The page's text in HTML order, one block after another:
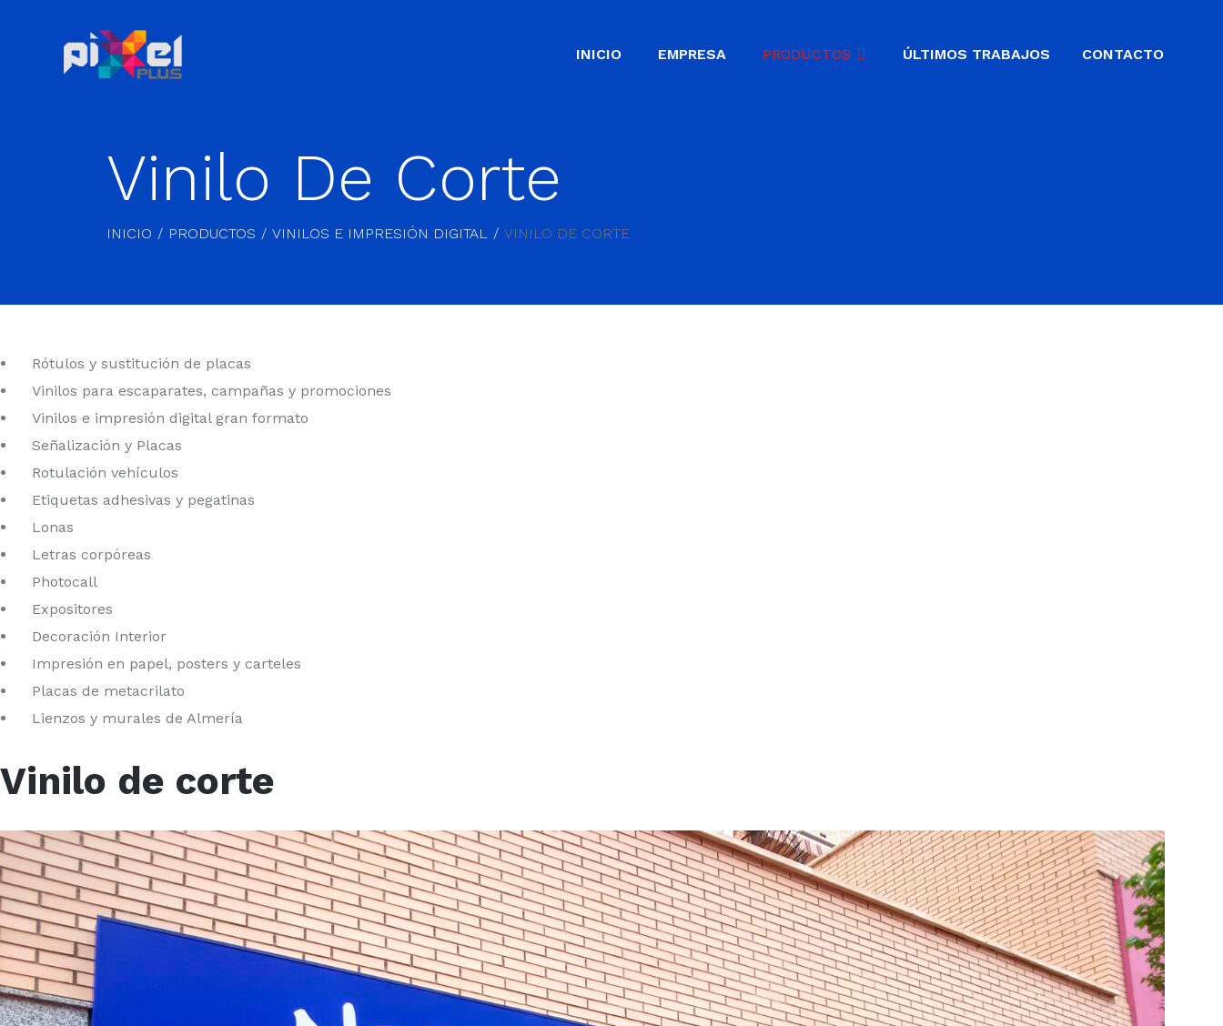
INICIO EMPRESA PRODUCTOS ÚLTIMOS TRABAJOS CONTACTO
Vinilo De Corte
INICIO PRODUCTOS VINILOS E IMPRESIÓN DIGITAL VINILO DE CORTE
Rótulos y sustitución de placas
Vinilos para escaparates, campañas y promociones
Vinilos e impresión digital gran formato
Señalización y Placas
Rotulación vehículos
Etiquetas adhesivas y pegatinas
Lonas
Letras corpóreas
Photocall
Expositores
Decoración Interior
Impresión en papel, posters y carteles
Placas de metacrilato
Lienzos y murales de Almería
Vinilo de corte